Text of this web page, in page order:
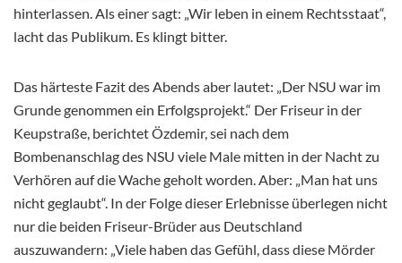
hinterlassen. Als einer sagt: „Wir leben in einem Rechtsstaat“,
lacht das Publikum. Es klingt bitter.
Das härteste Fazit des Abends aber lautet: „Der NSU war im
Grunde genommen ein Erfolgsprojekt.“ Der Friseur in der
Keupstraße, berichtet Özdemir, sei nach dem
Bombenanschlag des NSU viele Male mitten in der Nacht zu
Verhören auf die Wache geholt worden. Aber: „Man hat uns
nicht geglaubt“. In der Folge dieser Erlebnisse überlegen nicht
nur die beiden Friseur-Brüder aus Deutschland
auszuwandern: „Viele haben das Gefühl, dass diese Mörder